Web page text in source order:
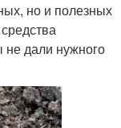
но и полезных
не дали нужного